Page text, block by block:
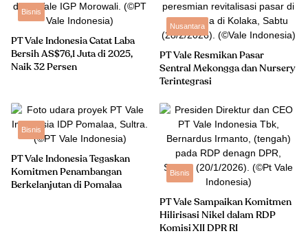
Bisnis
PT Vale Indonesia Catat Laba
Bersih AS$76,1 Juta di 2025,
Naik 32 Persen
Nusantara
PT Vale Resmikan Pasar
Sentral Mekongga dan Nursery
Terintegrasi
Bisnis
PT Vale Indonesia Tegaskan
Komitmen Penambangan
Berkelanjutan di Pomalaa
Bisnis
PT Vale Sampaikan Komitmen
Hilirisasi Nikel dalam RDP
Komisi XII DPR RI